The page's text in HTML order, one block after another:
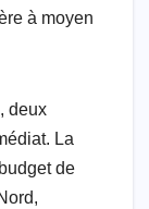
à moyen
deux
La
de